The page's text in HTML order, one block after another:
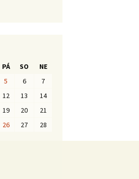
PÁ SO
NE
5 6
7
12 13
14
19 20
21
26 27
28